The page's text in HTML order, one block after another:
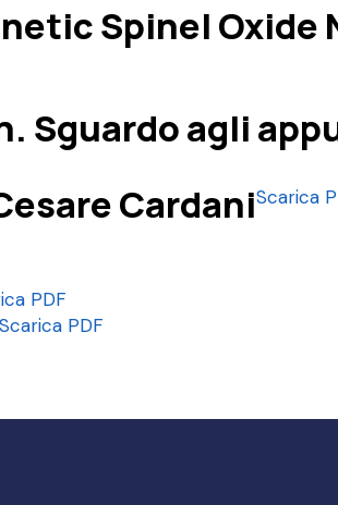
Spinel
Sguardo agli
CardaniScarica
PDF
Scarica PDF